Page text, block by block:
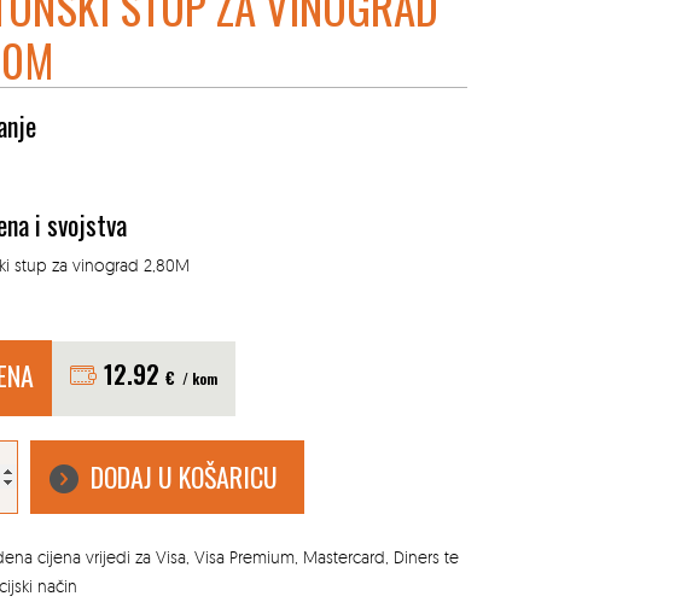
i svojstva
stup za vinograd 2,80M
12.92 € / kom
DODAJ U KOŠARICU
cijena vrijedi za Visa, Visa Premium, Mastercard, Diners te
način